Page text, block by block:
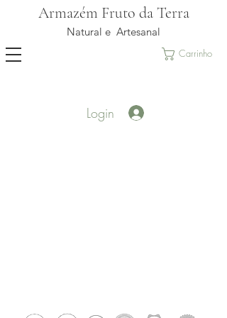
Armazém Fruto da Terra
Natural e Artesanal
Carrinho
Login